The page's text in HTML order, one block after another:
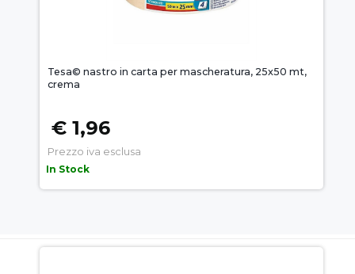
Tesa© nastro in carta per mascheratura, 25x50 mt,
crema
€ 1,96
Prezzo iva esclusa
In Stock